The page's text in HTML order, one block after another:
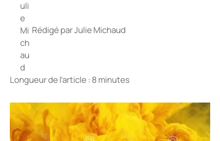
Rédigé parJulie Michaud
Longueur de l’article : 8 minutes